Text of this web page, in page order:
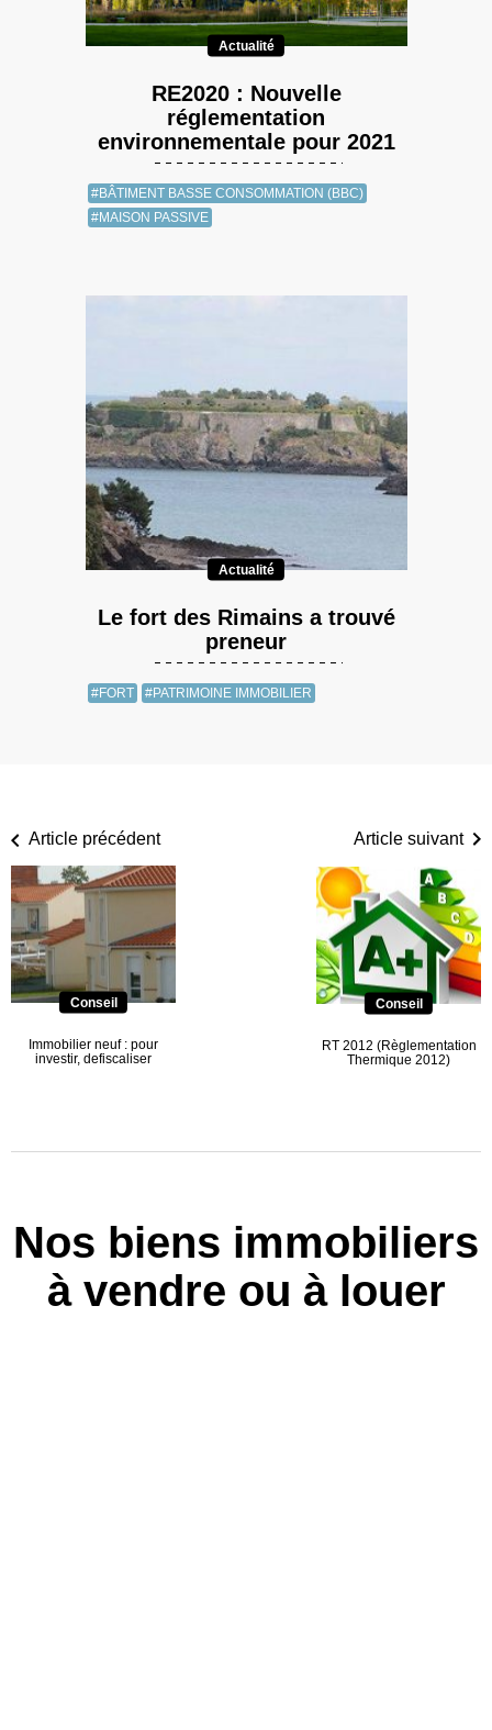
Actualité
RE2020 : Nouvelle
réglementation
environnementale pour 2021
#BÂTIMENT BASSE CONSOMMATION (BBC)
#MAISON PASSIVE
Actualité
Le fort des Rimains a trouvé
preneur
#FORT #PATRIMOINE IMMOBILIER
Article précédent
Conseil
Immobilier neuf : pour
investir, defiscaliser
Article suivant
Conseil
RT 2012 (Règlementation
Thermique 2012)
Nos biens immobiliers
à vendre ou à louer